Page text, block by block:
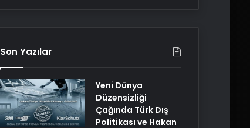
Son Yazılar
Yeni Dünya
Düzensizliği
Çağında Türk Dış
Politikası ve Hakan